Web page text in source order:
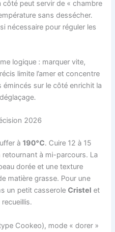
côté peut servir de « chambre
sans dessécher.
nécessaire pour réguler les
logique : marquer vite,
limite l’amer et concentre
émincés sur le côté enrichit la
2026
à190°C. Cuire 12 à 15
retournant à mi-parcours. La
dorée et une texture
matière grasse. Pour une
un petit casseroleCristel et
Cookeo), mode « dorer »